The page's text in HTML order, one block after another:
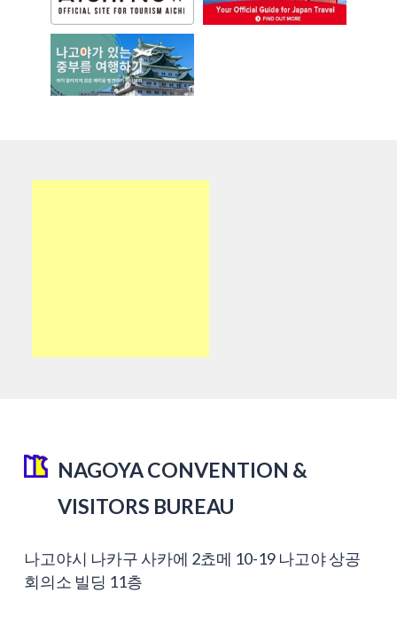
NAGOYA CONVENTION &
VISITORS BUREAU
나고야시 나카구 사카에 2쵸메 10-19 나고야 상공
회의소 빌딩 11층